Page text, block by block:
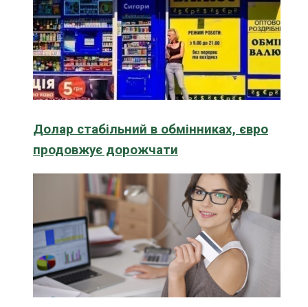
Долар стабільний в обмінниках, євро
продовжує дорожчати